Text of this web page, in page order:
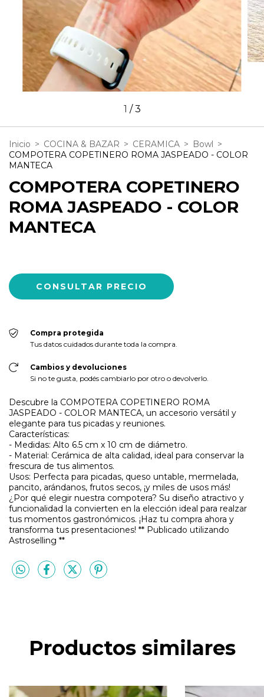
1 /3
Inicio > COCINA & BAZAR > CERAMICA > Bowl >
COMPOTERA COPETINERO ROMA JASPEADO - COLOR
MANTECA
COMPOTERA COPETINERO
ROMA JASPEADO - COLOR
MANTECA
Compra protegida
Tus datos cuidados durante toda la compra.
Cambios y devoluciones
Si no te gusta, podés cambiarlo por otro o devolverlo.
Descubre la COMPOTERA COPETINERO ROMA
JASPEADO - COLOR MANTECA, un accesorio versátil y
elegante para tus picadas y reuniones.
Características:
- Medidas: Alto 6.5 cm x 10 cm de diámetro.
- Material: Cerámica de alta calidad, ideal para conservar la
frescura de tus alimentos.
Usos: Perfecta para picadas, queso untable, mermelada,
pancito, arándanos, frutos secos, ¡y miles de usos más!
¿Por qué elegir nuestra compotera? Su diseño atractivo y
funcionalidad la convierten en la elección ideal para realzar
tus momentos gastronómicos. ¡Haz tu compra ahora y
transforma tus presentaciones! ** Publicado utilizando
Astroselling **
Productos similares